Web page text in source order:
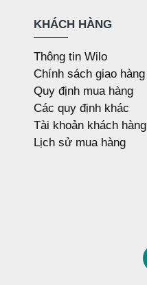
KHÁCH HÀNG
Thông tin Wilo
Chính sách giao hàng
Quy định mua hàng
Các quy định khác
Tài khoản khách hàng
Lịch sử mua hàng